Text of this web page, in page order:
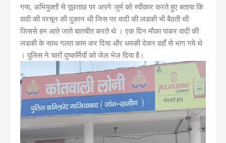
गया, अभियुक्तों से पूछताछ पर अपने जुर्म को स्वीकार करते हुए बताया कि
वादी की परचून की दुकान थी जिस पर वादी की लडकी भी बैठती थी
जिससे हम आते जाते बातचीत करते थे । एक दिन मौका पाकर वादी की
लडकी के साथ गलत काम कर दिया और धमकी देकर वहाँ से भाग गये थे
। पुलिस ने चारों दुष्कर्मियों को जेल भेज दिया है।